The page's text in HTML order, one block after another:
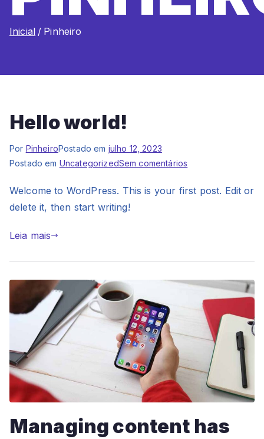
Inicial Pinheiro
Hello world!
Por PinheiroPostado em julho 12, 2023
Postado em UncategorizedSem comentários
world!
Welcome to WordPress. This is your first post. Edit or
delete it, then start writing!
Leia mais
Managing content has